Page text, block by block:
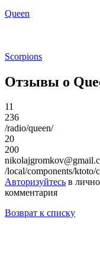
Queen
Scorpions
Отзывы о
11
236
/radio/queen/
20
200
/local/components/ktoto/
Авторизуйтесь в
комментария
Возврат к списку